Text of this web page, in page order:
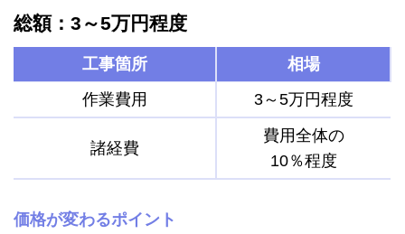
総額：3～5万円程度
工事箇所
相場
作業費用
3～5万円程度
諸経費
費用全体の
10％程度
価格が変わるポイント